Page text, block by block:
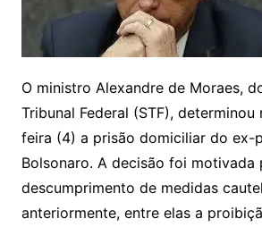
O ministro Alexandre de Moraes,
Tribunal Federal (STF), determinou
feira (4) a prisão domiciliar do ex-
Bolsonaro. A decisão foi motivada
descumprimento de medidas
anteriormente, entre elas a